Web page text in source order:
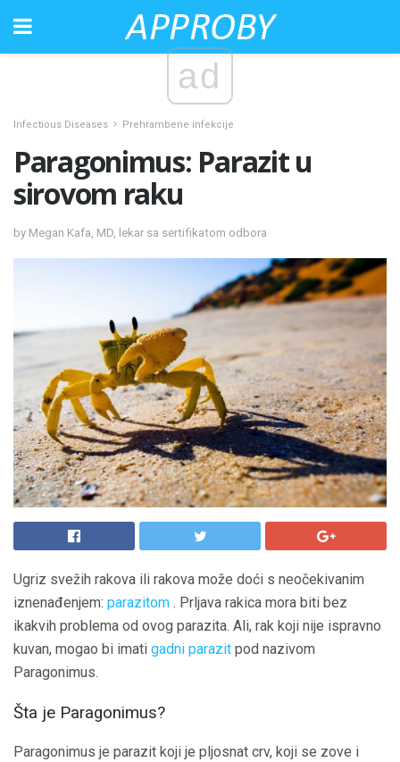
ad
Infectious Diseases Prehrambene infekcije
Paragonimus: Parazit u
sirovom raku
by Megan Kafa, MD, lekar sa sertifikatom odbora
Ugriz svežih rakova ili rakova može doći s neočekivanim
iznenađenjem: parazitom . Prljava rakica mora biti bez
ikakvih problema od ovog parazita. Ali, rak koji nije ispravno
kuvan, mogao bi imati gadni parazit pod nazivom
Paragonimus.
Šta je Paragonimus?
Paragonimus je parazit koji je pljosnat crv, koji se zove i